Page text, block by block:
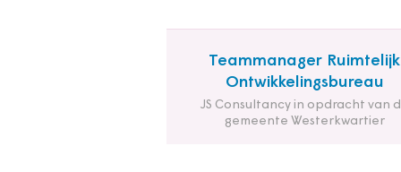
Teammanager Ruimtelijk
Ontwikkelingsbureau
JS Consultancy in opdracht van
gemeente Westerkwartier